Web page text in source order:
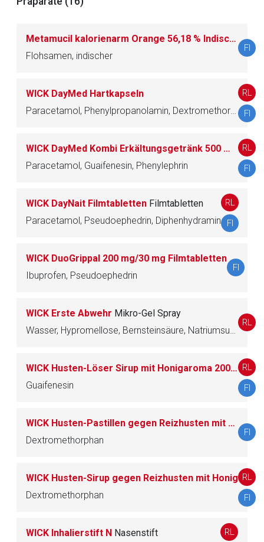
Metamucil kalorienarm Orange 56,18 % Indische Flohsamenschalen / Pulver zum Einnehmen
Flohsamen, indischer
FI
WICK DayMed Hartkapseln
Paracetamol, Phenylpropanolamin, Dextromethorphan
RL
FI
WICK DayMed Kombi Erkältungsgetränk 500 mg/200 mg/10 mg Pulver zur Herstellung einer Lösung zum Einnehmen
Paracetamol, Guaifenesin, Phenylephrin
RL
FI
WICK DayNait Filmtabletten Filmtabletten
Paracetamol, Pseudoephedrin, Diphenhydramin
RL
FI
WICK DuoGrippal 200 mg/30 mg Filmtabletten
Ibuprofen, Pseudoephedrin
FI
WICK Erste Abwehr Mikro-Gel Spray
Wasser, Hypromellose, Bernsteinsäure, Natriumsuccinat, Pidolsäure, Phenethylalkohol, Edetinsäure, Zinkacetat, Polysorbat, Levomenthol, Campher, Cineol, Saccharin
RL
WICK Husten-Löser Sirup mit Honigaroma 200 mg/15 ml
Guaifenesin
RL
FI
WICK Husten-Pastillen gegen Reizhusten mit Honig 7,33 mg/Lutschpastille
Dextromethorphan
FI
WICK Husten-Sirup gegen Reizhusten mit Honig
Dextromethorphan
RL
FI
WICK Inhalierstift N Nasenstift RL
Seite. Für die Inhalte der externen Web-Seite ist deren
Betreiber verantwortlich. Ebenso gelten dort ggf. andere
Datenschutzbestimmungen.
Zurück zur rote-liste.de Zur Seite